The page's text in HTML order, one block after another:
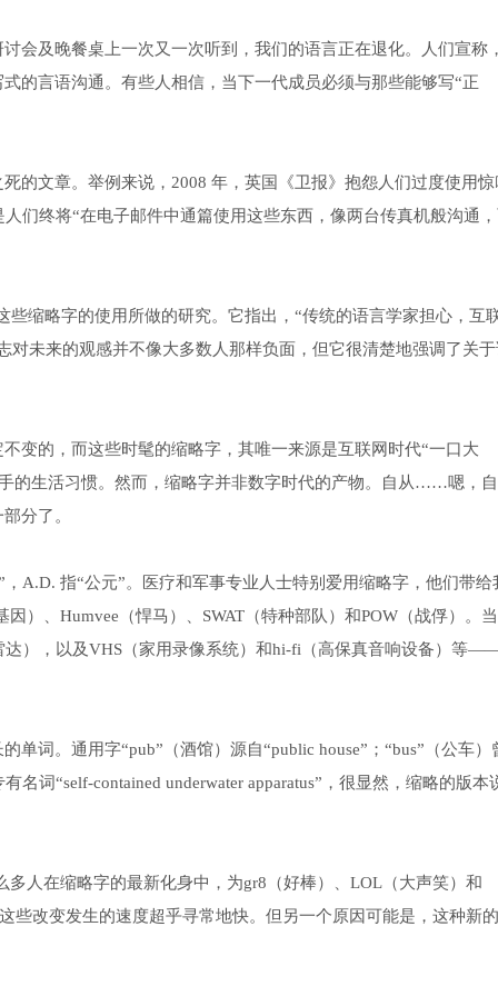
会及晚餐桌上一次又一次听到，我们的语言正在退化。人们宣称
的言语沟通。有些人相信，当下一代成员必须与那些能够写“正
的文章。举例来说，2008 年，英国《卫报》抱怨人们过度使用惊
们终将“在电子邮件中通篇使用这些东西，像两台传真机般沟通
缩略字的使用所做的研究。它指出，“传统的语言学家担心，互
对未来的观感并不像大多数人那样负面，但它很清楚地强调了关
变的，而这些时髦的缩略字，其唯一来源是互联网时代“一口大
的生活习惯。然而，缩略字并非数字时代的产物。自从……嗯，
分了。
A.D. 指“公元”。医疗和军事专业人士特别爱用缩略字，他们带给
）、Humvee（悍马）、SWAT（特种部队）和POW（战俘）。当
达），以及VHS（家用录像系统）和hi-fi（高保真音响设备）等
单词。通用字“pub”（酒馆）源自“public house”；“bus”（公车）
名词“self-contained underwater apparatus”，很显然，缩略的版本
人在缩略字的最新化身中，为gr8（好棒）、LOL（大声笑）和
些改变发生的速度超乎寻常地快。但另一个原因可能是，这种新